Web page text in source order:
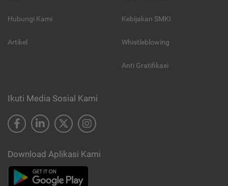
Hubungi Kami
Artikel
Kebijakan SMKI
Whistleblowing
Anti Gratifikasi
Ikuti Media Sosial Kami
Download Aplikasi Kami